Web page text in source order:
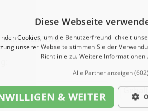
seit: 07.08.2026
Gehalt
Diese Webseite
Cookies, um die Benutzerfreundlichkeit
unserer Webseite stimmen Sie der
Richtlinie zu. Weitere Informationen
Alle Partner anzeigen
& WEITER